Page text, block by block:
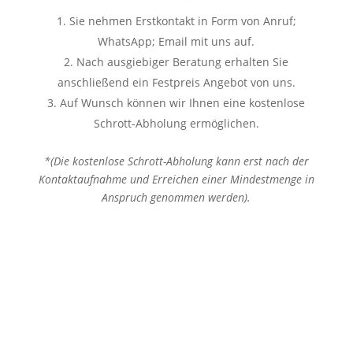
Sie nehmen Erstkontakt in Form von Anruf;
WhatsApp; Email mit uns auf.
Nach ausgiebiger Beratung erhalten Sie
anschließend ein Festpreis Angebot von uns.
Auf Wunsch können wir Ihnen eine kostenlose
Schrott-Abholung ermöglichen.
*(Die kostenlose Schrott-Abholung kann erst nach der
Kontaktaufnahme und Erreichen einer Mindestmenge in
Anspruch genommen werden).